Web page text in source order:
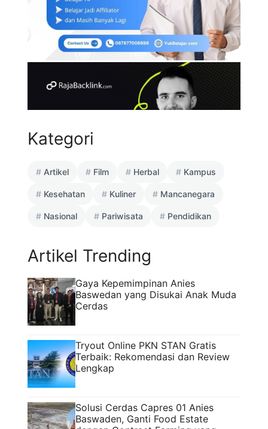
Kategori
Artikel Film Herbal Kampus
Kesehatan Kuliner Mancanegara
Nasional Pariwisata Pendidikan
Artikel Trending
Gaya Kepemimpinan Anies
Baswedan yang Disukai Anak Muda
Cerdas
Tryout Online PKN STAN Gratis
Terbaik: Rekomendasi dan Review
Lengkap
Solusi Cerdas Capres 01 Anies
Baswaden, Ganti Food Estate